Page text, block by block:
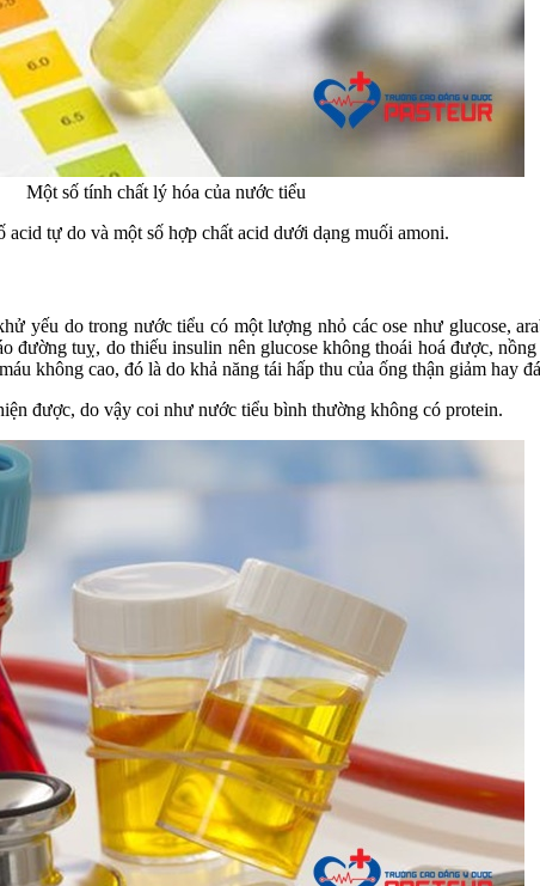
Một số tính chất lý hóa của nước tiểu
tự do và một số hợp chất acid dưới dạng muối amoni.
yếu do trong nước tiểu có một lượng nhỏ các ose như glucose,
tuỵ, do thiếu insulin nên glucose không thoái hoá được,
không cao, đó là do khả năng tái hấp thu của ống thận giảm hay
được, do vậy coi như nước tiểu bình thường không có protein.